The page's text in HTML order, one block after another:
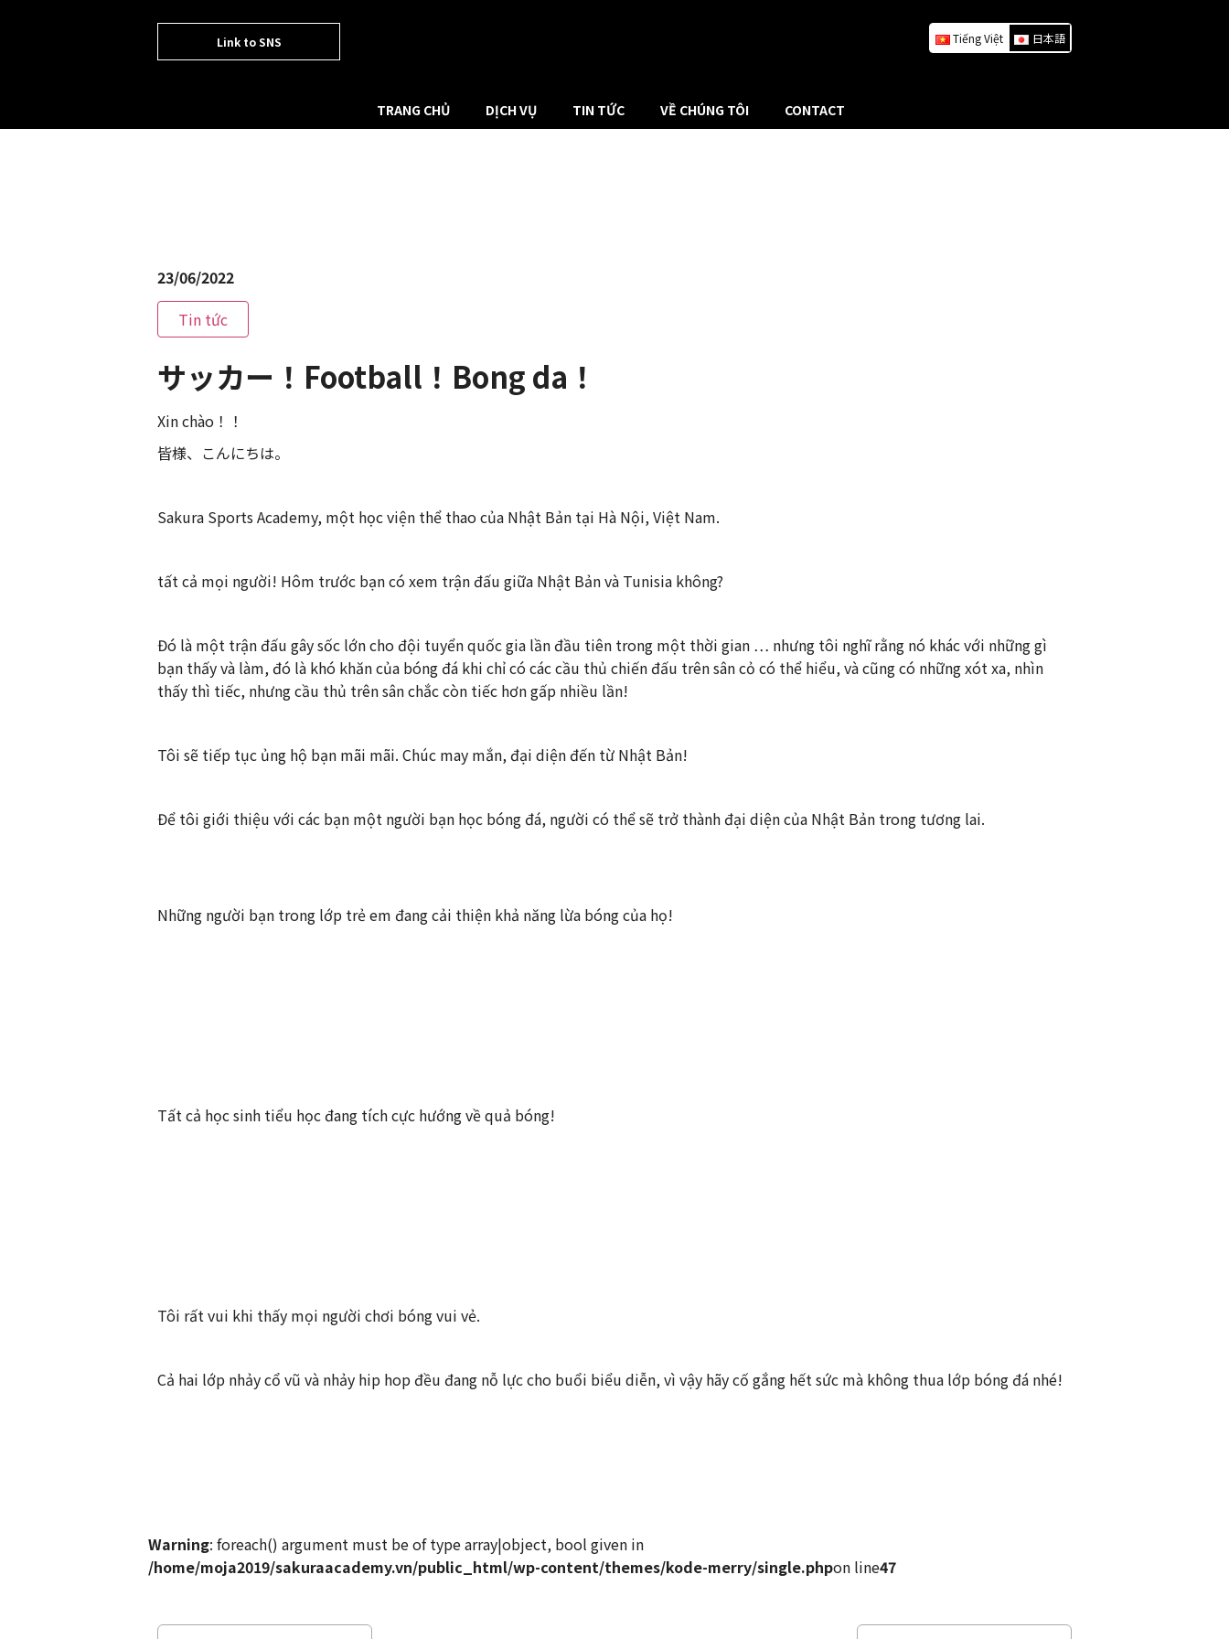
Link to SNS Tiếng Việt 日本語
TRANG CHỦ DỊCH VỤ TIN TỨC VỀ CHÚNG TÔI CONTACT
23/06/2022
Tin tức
サッカー！Football！Bong da！
Xin chào！！
皆様、こんにちは。
Sakura Sports Academy, một học viện thể thao của Nhật Bản tại Hà Nội, Việt Nam.
tất cả mọi người! Hôm trước bạn có xem trận đấu giữa Nhật Bản và Tunisia không?
Đó là một trận đấu gây sốc lớn cho đội tuyển quốc gia lần đầu tiên trong một thời gian … nhưng tôi nghĩ rằng nó khác với những gì
bạn thấy và làm, đó là khó khăn của bóng đá khi chỉ có các cầu thủ chiến đấu trên sân cỏ có thể hiểu, và cũng có những xót xa, nhìn
thấy thì tiếc, nhưng cầu thủ trên sân chắc còn tiếc hơn gấp nhiều lần!
Tôi sẽ tiếp tục ủng hộ bạn mãi mãi. Chúc may mắn, đại diện đến từ Nhật Bản!
Để tôi giới thiệu với các bạn một người bạn học bóng đá, người có thể sẽ trở thành đại diện của Nhật Bản trong tương lai.
Những người bạn trong lớp trẻ em đang cải thiện khả năng lừa bóng của họ!
Tất cả học sinh tiểu học đang tích cực hướng về quả bóng!
Tôi rất vui khi thấy mọi người chơi bóng vui vẻ.
Cả hai lớp nhảy cổ vũ và nhảy hip hop đều đang nỗ lực cho buổi biểu diễn, vì vậy hãy cố gắng hết sức mà không thua lớp bóng đá nhé!
Warning: foreach() argument must be of type array|object, bool given in
/home/moja2019/sakuraacademy.vn/public_html/wp-content/themes/kode-merry/single.phpon line47